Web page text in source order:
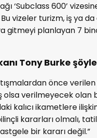
‘Subclass 600’
vizeler turizm, iş ya
gitmeyi planlayan 7
Tony Burke
önce
olsa verilmeyecek olan
kalıcı ikametlere
kararları olmalı,
bir kararı değil.”